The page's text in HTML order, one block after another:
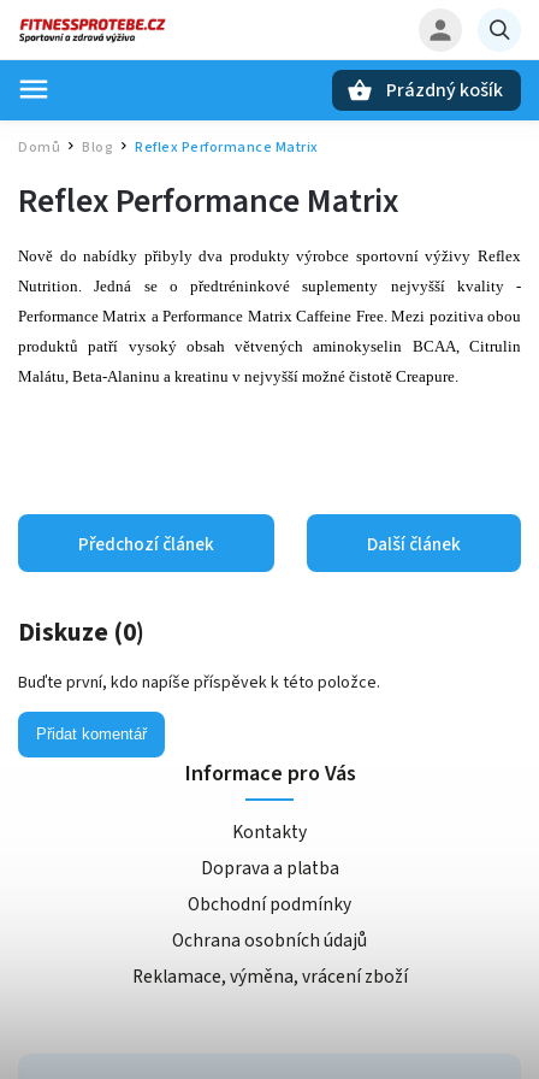
Prázdný košík
Domů / Blog / Reflex Performance Matrix
Reflex Performance Matrix
Nově do nabídky přibyly dva produkty výrobce sportovní výživy Reflex
Nutrition. Jedná se o předtréninkové suplementy nejvyšší kvality -
Performance Matrix a Performance Matrix Caffeine Free. Mezi pozitiva obou
produktů patří vysoký obsah větvených aminokyselin BCAA, Citrulin
Malátu, Beta-Alaninu a kreatinu v nejvyšší možné čistotě Creapure.
Předchozí článek Další článek
Diskuze (0)
Buďte první, kdo napíše příspěvek k této položce.
Přidat komentář
Informace pro Vás
Kontakty
Doprava a platba
Obchodní podmínky
Ochrana osobních údajů
Reklamace, výměna, vrácení zboží